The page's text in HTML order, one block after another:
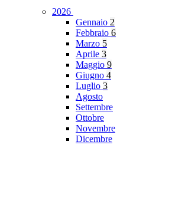
2026
Gennaio 2
Febbraio 6
Marzo 5
Aprile 3
Maggio 9
Giugno 4
Luglio 3
Agosto
Settembre
Ottobre
Novembre
Dicembre